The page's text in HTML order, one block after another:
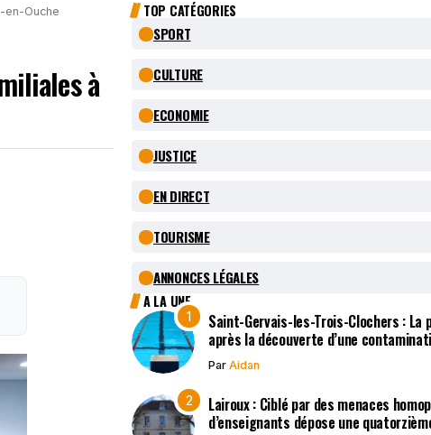
en-Ouche
à
TOP CATÉGORIES
SPORT
CULTURE
ECONOMIE
JUSTICE
EN DIRECT
TOURISME
ANNONCES LÉGALES
A LA UNE
Saint-Gervais-les-Trois-Clochers :
après la découverte d’une
Par Aidan
Lairoux : Ciblé par des menaces
d’enseignants dépose une